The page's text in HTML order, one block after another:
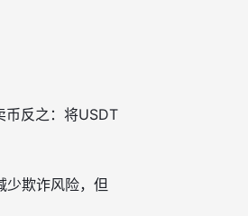
币反之：将USDT
欺诈风险，但